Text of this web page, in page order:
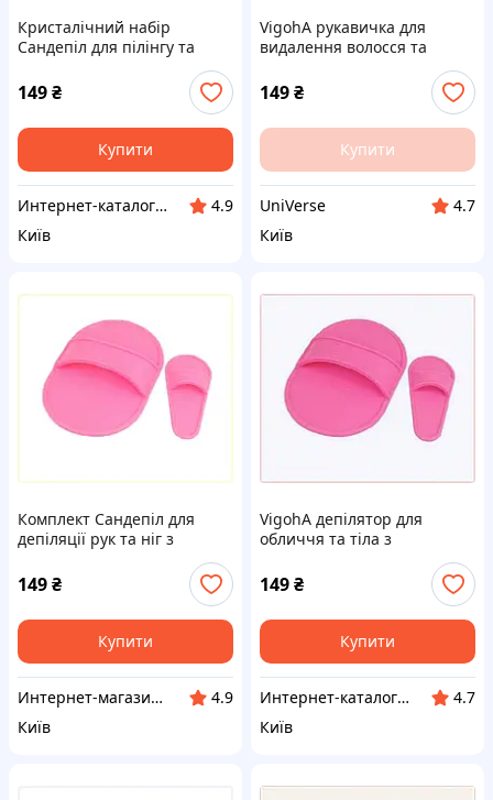
Кристалічний набір
Сандепіл для пілінгу та
депіляції тіла 820200C9H
149₴
Купити
Интерн​ет-кат​а​л​ог ск​​и​до​к "GALANTI"
4.9
Київ
VigohA рукавичка для
видалення волосся та
82K02009X
149₴
Купити
UniVerse
4.7
Київ
Комплект Сандепіл для
депіляції рук та ніг з
149₴
Купити
Интернет-магазин "SmartShop"
4.9
Київ
VigohA депілятор для
обличчя та тіла з
8B2020T0C9
149₴
Купити
Интернет-каталог скидок "Профит плюс"
4.7
Київ